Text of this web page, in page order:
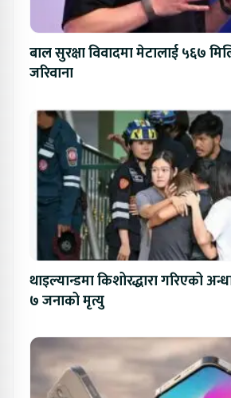
बाल सुरक्षा विवादमा मेटालाई ५६७
जरिवाना
थाइल्यान्डमा किशोरद्धारा गरिएको
७ जनाको मृत्यु